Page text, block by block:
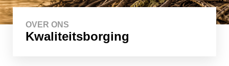
OVER ONS
Kwaliteitsborging